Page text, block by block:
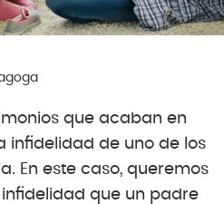
que acaban en
infidelidad de uno de los
En este caso, queremos
que un padre